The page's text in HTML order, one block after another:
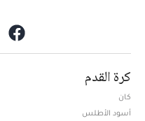
كرة القدم
كان
أسود الأطلس